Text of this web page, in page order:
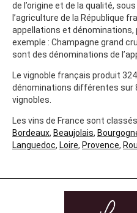
de l’origine et de la qualité,
l’agriculture de la République
appellations et dénominations,
exemple : Champagne grand
sont des dénominations de
Le vignoble français produit
dénominations différentes sur
vignobles.
Les vins de France sont
Bordeaux, Beaujolais,
Languedoc, Loire, Provence,